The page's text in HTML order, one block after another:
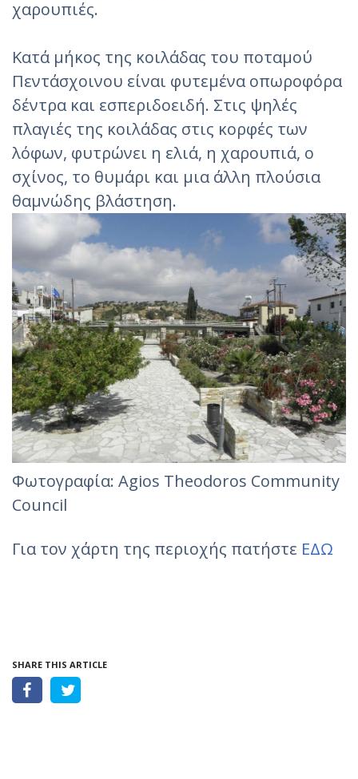
χαρουπιές.
Κατά μήκος της κοιλάδας του ποταμού
Πεντάσχοινου είναι φυτεμένα οπωροφόρα
δέντρα και εσπεριδοειδή. Στις ψηλές
πλαγιές της κοιλάδας στις κορφές των
λόφων, φυτρώνει η ελιά, η χαρουπιά, ο
σχίνος, το θυμάρι και μια άλλη πλούσια
θαμνώδης βλάστηση.
Φωτογραφία: Agios Theodoros Community
Council
Για τον χάρτη της περιοχής πατήστε ΕΔΩ
SHARE THIS ARTICLE